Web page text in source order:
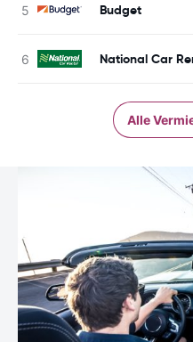
Budget
National Car
Alle